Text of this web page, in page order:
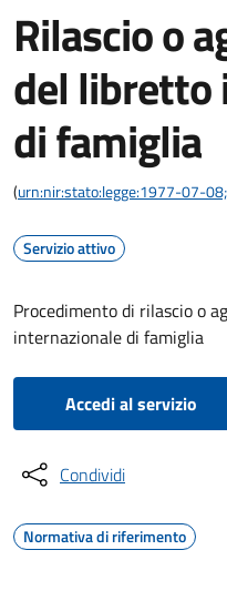
Rilascio o
del libretto
di famiglia
(urn:nir:stato:legge:1977-07-
Servizio attivo
Procedimento di rilascio o
internazionale di famiglia
Accedi al servizio
Condividi
Normativa di riferimento